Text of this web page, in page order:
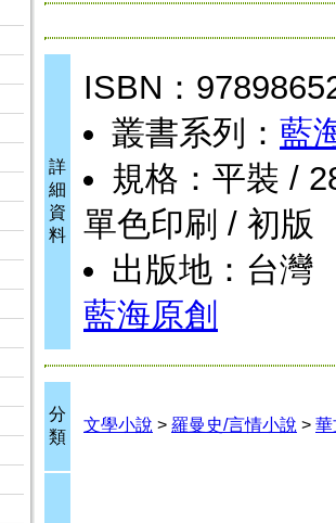
詳
細
資
料
ISBN：
叢書系列： 藍
規格：平裝 /
單色印刷 / 初版
出版地：台灣
藍海原創
分
類
文學小說 > 羅曼史/言情小說 > 華